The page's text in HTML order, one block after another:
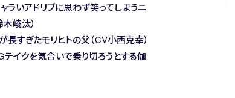
ラいアドリブに思わず笑ってしまうニ
崚汰）
長すぎたモリヒトの父（CV小西克幸）
イクを気合いで乗り切ろうとする伽